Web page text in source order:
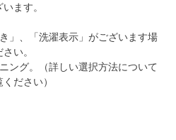
ます。
」、「洗濯表示」がございます場
い。
ング。（詳しい選択方法について
ださい）